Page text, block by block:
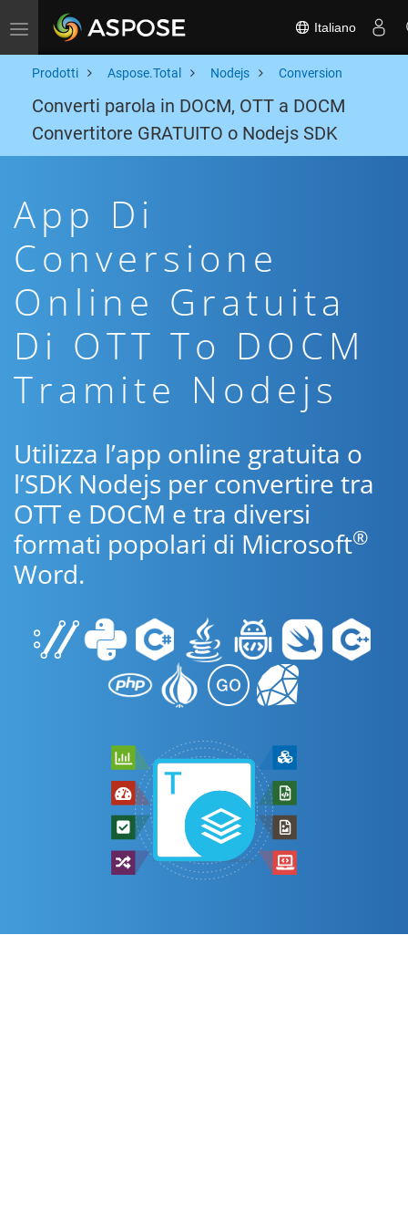
Toggle navigation Italiano
Prodotti Aspose.Total Nodejs Conversion
Converti parola in DOCM, OTT a DOCM
Convertitore GRATUITO o Nodejs SDK
App Di
Conversione
Online Gratuita
Di OTT To DOCM
Tramite Nodejs
Utilizza l’app online gratuita o
l’SDK Nodejs per convertire tra
OTT e DOCM e tra diversi
formati popolari di Microsoft®
Word.